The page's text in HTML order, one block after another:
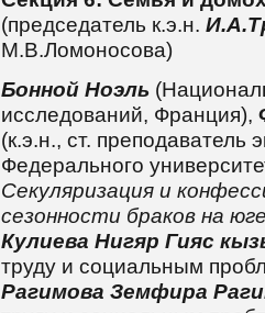
(председатель к.э.н.
М.В.Ломоносова)
Бонной Ноэль
исследований, Франция),
(к.э.н., ст. преподаватель
Федерального
Секуляризация и
сезонности браков на
Кулиева Нигяр Гияс
труду и социальным
Рагимова Земфира